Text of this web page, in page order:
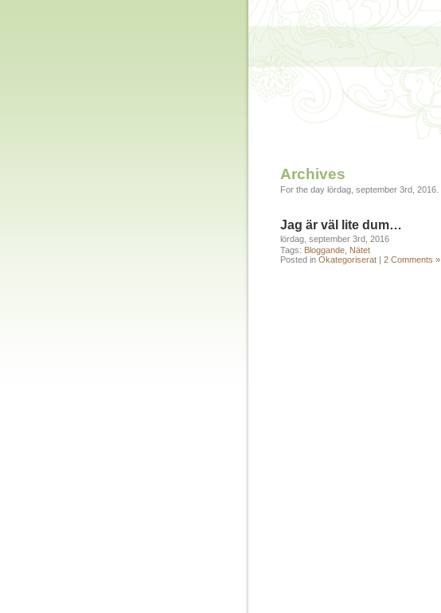
Archives
For the day lördag, september 3rd, 2016.
Jag är väl lite dum…
lördag, september 3rd, 2016
Tags: Bloggande Nätet
Posted in Okategoriserat | 2 Comments »